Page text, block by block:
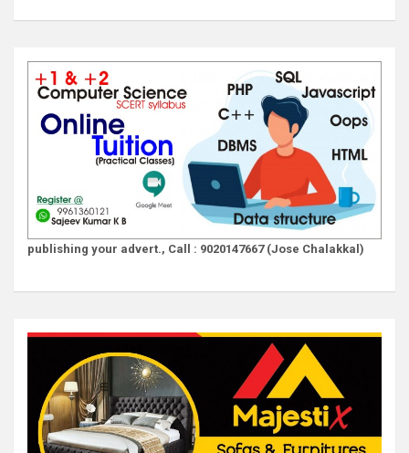
publishing your advert., Call : 9020147667 (Jose Chalakkal)